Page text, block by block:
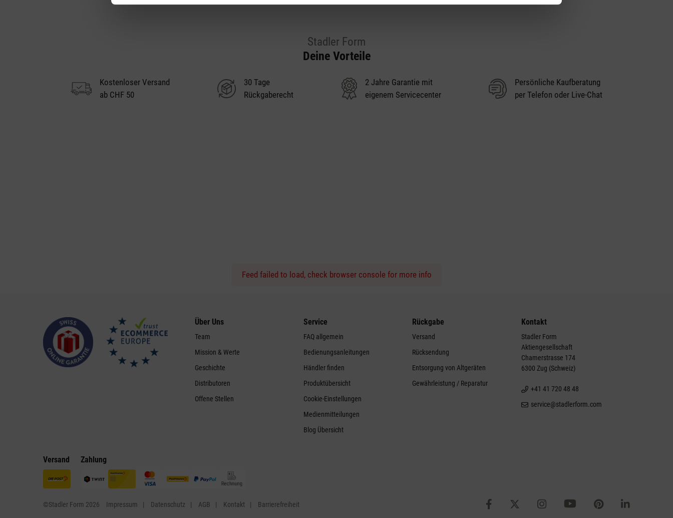
Stadler Form
Deine Vorteile
Kostenloser Versand
ab CHF 50
30 Tage
Rückgaberecht
2 Jahre Garantie mit
eigenem Servicecenter
Persönliche Kaufberatung
per Telefon oder Live-Chat
Feed failed to load, check browser console for more info
Versand Zahlung
Über Uns
Team
Mission & Werte
Geschichte
Distributoren
Offene Stellen
Service
FAQ allgemein
Bedienungsanleitungen
Händler finden
Produktübersicht
Cookie-Einstellungen
Medienmitteilungen
Blog Übersicht
Rückgabe
Versand
Rücksendung
Entsorgung von Altgeräten
Gewährleistung / Reparatur
Kontakt
Stadler Form
Aktiengesellschaft
Chamerstrasse 174
6300 Zug (Schweiz)
+41 41 720 48 48
service@stadlerform.com
©Stadler Form 2026 Impressum Datenschutz AGB Kontakt Barrierefreiheit